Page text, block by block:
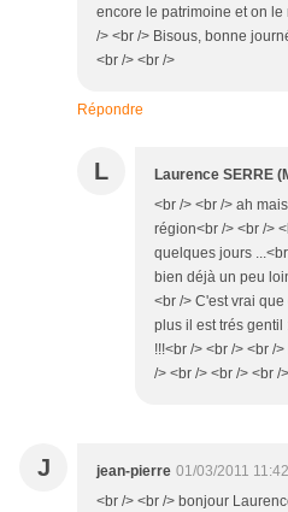
encore le patrimoine et on
/> <br /> Bisous, bonne
<br /> <br />
Répondre
L Laurence SERRE
<br /> <br /> ah
région<br /> <br />
quelques jours
bien déjà un peu
<br /> C'est vrai
plus il est trés
!!!<br /> <br /> <br /
/> <br /> <br /> <br />
J jean-pierre 01/03/2011 11:42
<br /> <br /> bonjour